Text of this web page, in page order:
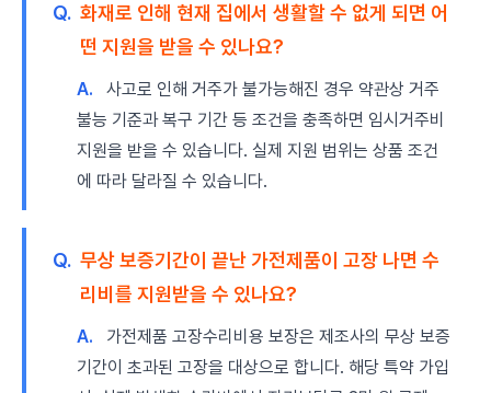
Q. 화재로 인해 현재 집에서 생활할 수 없게 되면 어
떤 지원을 받을 수 있나요?
A.
사고로 인해 거주가 불가능해진 경우 약관상 거주
불능 기준과 복구 기간 등 조건을 충족하면 임시거주비
지원을 받을 수 있습니다. 실제 지원 범위는 상품 조건
에 따라 달라질 수 있습니다.
Q. 무상 보증기간이 끝난 가전제품이 고장 나면 수
리비를 지원받을 수 있나요?
A.
가전제품 고장수리비용 보장은 제조사의 무상 보증
기간이 초과된 고장을 대상으로 합니다. 해당 특약 가입